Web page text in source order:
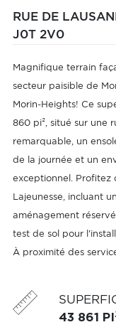
RUE DE
J0T 2V0
Magnifique terrain
secteur paisible de
Morin-Heights! Ce
860 pi², situé sur une
remarquable, un
de la journée et un
exceptionnel. Profitez
Lajeunesse, incluant
aménagement
test de sol pour
À proximité des
rêves au coeur des
43 861 PI